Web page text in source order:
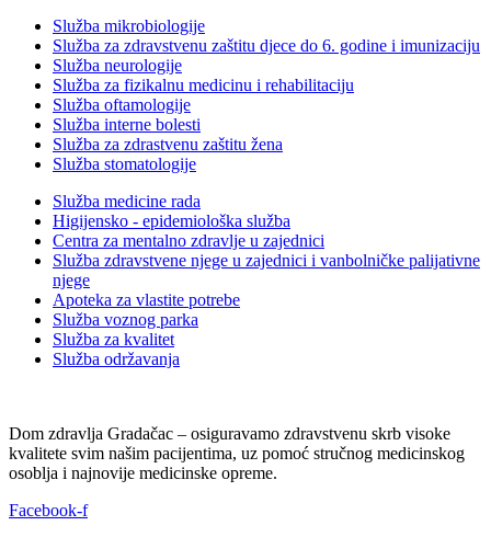
Služba mikrobiologije
Služba za zdravstvenu zaštitu djece do 6. godine i imunizaciju
Služba neurologije
Služba za fizikalnu medicinu i rehabilitaciju
Služba oftamologije
Služba interne bolesti
Služba za zdrastvenu zaštitu žena
Služba stomatologije
Služba medicine rada
Higijensko - epidemiološka služba
Centra za mentalno zdravlje u zajednici
Služba zdravstvene njege u zajednici i vanbolničke palijativne
njege
Apoteka za vlastite potrebe
Služba voznog parka
Služba za kvalitet
Služba održavanja
Dom zdravlja Gradačac – osiguravamo zdravstvenu skrb visoke
kvalitete svim našim pacijentima, uz pomoć stručnog medicinskog
osoblja i najnovije medicinske opreme.
Facebook-f